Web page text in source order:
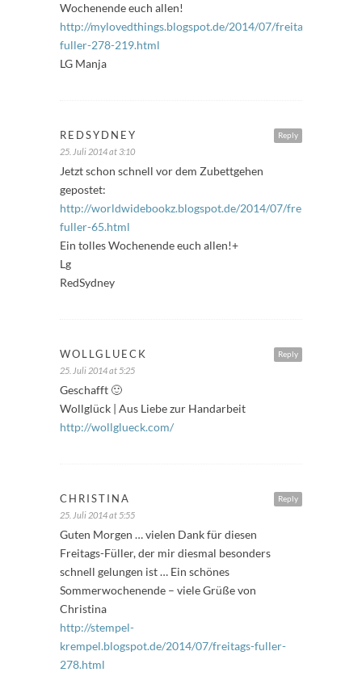
Wochenende euch allen!
http://mylovedthings.blogspot.de/2014/07/freitags-
fuller-278-219.html
LG Manja
Reply
REDSYDNEY
25. Juli 2014 at 3:10
Jetzt schon schnell vor dem Zubettgehen
gepostet:
http://worldwidebookz.blogspot.de/2014/07/freitags-
fuller-65.html
Ein tolles Wochenende euch allen!+
Lg
RedSydney
Reply
WOLLGLUECK
25. Juli 2014 at 5:25
Geschafft 🙂
Wollglück | Aus Liebe zur Handarbeit
http://wollglueck.com/
Reply
CHRISTINA
25. Juli 2014 at 5:55
Guten Morgen … vielen Dank für diesen
Freitags-Füller, der mir diesmal besonders
schnell gelungen ist … Ein schönes
Sommerwochenende – viele Grüße von
Christina
http://stempel-
krempel.blogspot.de/2014/07/freitags-fuller-
278.html